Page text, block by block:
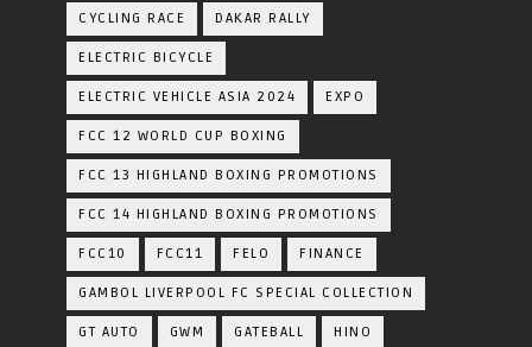
CYCLING RACE DAKAR RALLY
ELECTRIC BICYCLE
ELECTRIC VEHICLE ASIA 2024 EXPO
FCC 12 WORLD CUP BOXING
FCC 13 HIGHLAND BOXING PROMOTIONS
FCC 14 HIGHLAND BOXING PROMOTIONS
FCC10 FCC11 FELO FINANCE
GAMBOL LIVERPOOL FC SPECIAL COLLECTION
GT AUTO GWM GATEBALL HINO